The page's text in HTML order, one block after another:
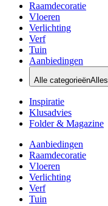
Raamdecoratie
Vloeren
Verlichting
Verf
Tuin
Aanbiedingen
Alle categorieënAlles
Inspiratie
Klusadvies
Folder & Magazine
Aanbiedingen
Raamdecoratie
Vloeren
Verlichting
Verf
Tuin